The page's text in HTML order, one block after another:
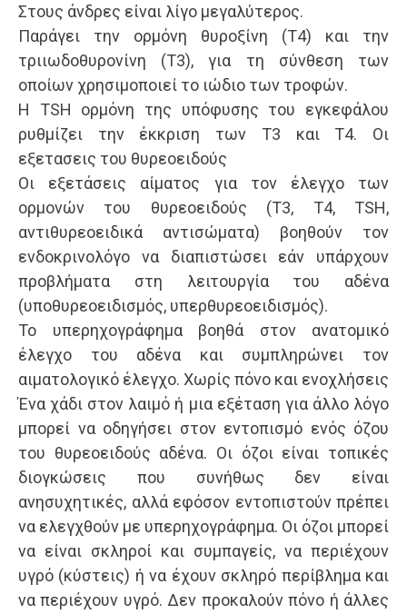
Στους άνδρες είναι λίγο μεγαλύτερος.
Παράγει την ορμόνη θυροξίνη (Τ4) και την
τριιωδοθυρονίνη (Τ3), για τη σύνθεση των
οποίων χρησιμοποιεί το ιώδιο των τροφών.
Η TSH ορμόνη της υπόφυσης του εγκεφάλου
ρυθμίζει την έκκριση των Τ3 και Τ4. Οι
εξετασεις του θυρεοειδούς
Οι εξετάσεις αίματος για τον έλεγχο των
ορμονών του θυρεοειδούς (Τ3, Τ4, TSH,
αντιθυρεοειδικά αντισώματα) βοηθούν τον
ενδοκρινολόγο να διαπιστώσει εάν υπάρχουν
προβλήματα στη λειτουργία του αδένα
(υποθυρεοειδισμός, υπερθυρεοειδισμός).
Το υπερηχογράφημα βοηθά στον ανατομικό
έλεγχο του αδένα και συμπληρώνει τον
αιματολογικό έλεγχο. Χωρίς πόνο και ενοχλήσεις
Ένα χάδι στον λαιμό ή μια εξέταση για άλλο λόγο
μπορεί να οδηγήσει στον εντοπισμό ενός όζου
του θυρεοειδούς αδένα. Οι όζοι είναι τοπικές
διογκώσεις που συνήθως δεν είναι
ανησυχητικές, αλλά εφόσον εντοπιστούν πρέπει
να ελεγχθούν με υπερηχογράφημα. Οι όζοι μπορεί
να είναι σκληροί και συμπαγείς, να περιέχουν
υγρό (κύστεις) ή να έχουν σκληρό περίβλημα και
να περιέχουν υγρό. Δεν προκαλούν πόνο ή άλλες